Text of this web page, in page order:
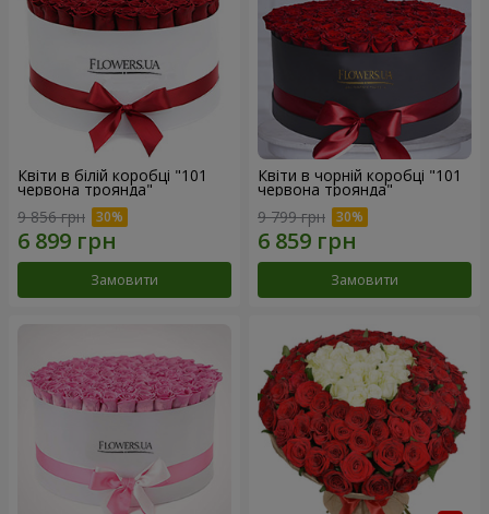
Квіти в білій коробці "101
червона троянда"
9 856 грн
Замовити
Квіти в чорній коробці "101
червона троянда"
9 799 грн
Замовити